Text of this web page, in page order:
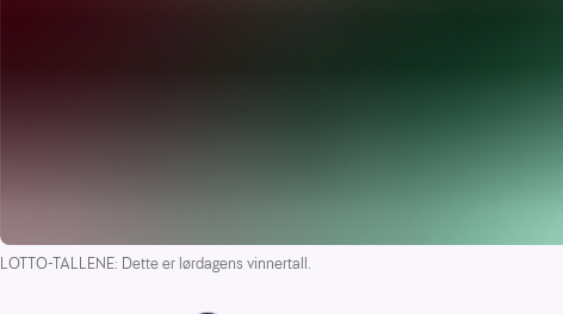
LOTTO-TALLENE: Dette er lørdagens vinnertall.